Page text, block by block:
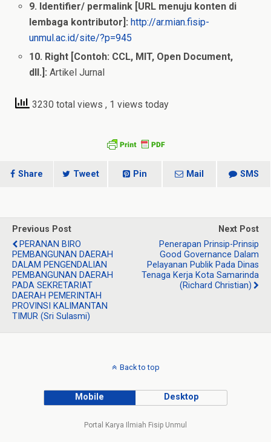
9. Identifier/ permalink [URL menuju konten di
lembaga kontributor]: http://ar.mian.fisip-
unmul.ac.id/site/?p=945
10. Right [Contoh: CCL, MIT, Open Document,
dll.]: Artikel Jurnal
3230 total views , 1 views today
Share Tweet Pin Mail SMS
Previous Post
PERANAN BIRO
PEMBANGUNAN DAERAH
DALAM PENGENDALIAN
PEMBANGUNAN DAERAH
PADA SEKRETARIAT
DAERAH PEMERINTAH
PROVINSI KALIMANTAN
TIMUR (Sri Sulasmi)
Next Post
Penerapan Prinsip-Prinsip
Good Governance Dalam
Pelayanan Publik Pada Dinas
Tenaga Kerja Kota Samarinda
(Richard Christian)
Back to top
Mobile Desktop
Portal Karya Ilmiah Fisip Unmul